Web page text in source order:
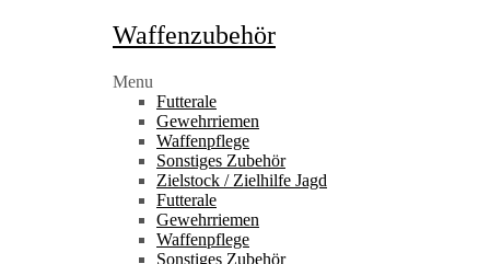
Waffenzubehör
Menu
Futterale
Gewehrriemen
Waffenpflege
Sonstiges Zubehör
Zielstock / Zielhilfe Jagd
Futterale
Gewehrriemen
Waffenpflege
Sonstiges Zubehör